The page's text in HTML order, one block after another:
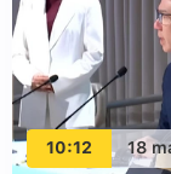
10:12 18